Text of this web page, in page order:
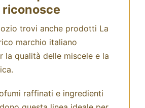
riconosce
trovi anche prodotti La
marchio italiano
la qualità delle miscele e la
raffinati e ingredienti